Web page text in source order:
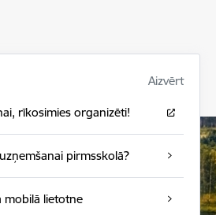
Aizvērt
rīkosimies organizēti!
pirmsskolā?
mobilā lietotne